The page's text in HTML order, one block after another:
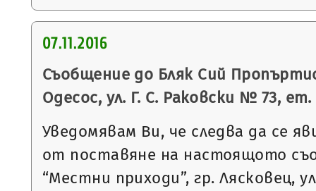
07.11.2016
Съобщение до Бляк Сий
Одесос, ул. Г. С. Раковски № 73, ет.
Уведомявам Ви, че следва да се
от поставяне на настоящото
“Местни приходи”, гр. Лясковец,